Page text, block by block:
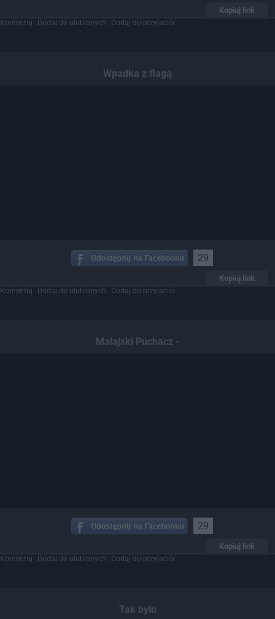
Kopiuj link
Komentuj Dodaj do ulubionych Dodaj do przyjaciół
Wpadka z flagą
29
Kopiuj link
Komentuj Dodaj do ulubionych Dodaj do przyjaciół
Malajski Puchacz -
29
Kopiuj link
Komentuj Dodaj do ulubionych Dodaj do przyjaciół
Tak było